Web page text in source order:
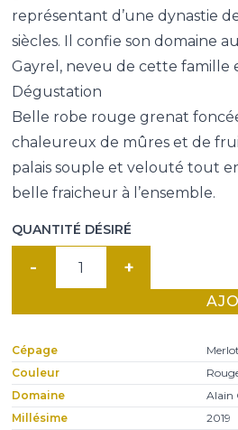
représentant d’une dynastie
siècles. Il confie son domaine
Gayrel, neveu de cette famille
Dégustation
Belle robe rouge grenat
chaleureux de mûres et de
palais souple et velouté tout
belle fraicheur à l’ensemble.
QUANTITÉ DÉSIRÉ
Terrae
Veritas,
Alain
Cépage
Couleur
Domaine
Alain
Millésime
2019